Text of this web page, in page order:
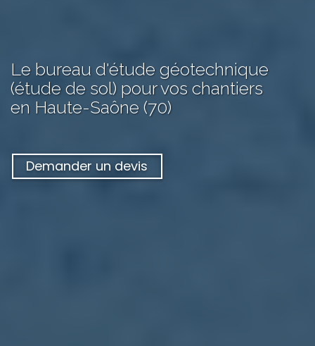
Le bureau d'étude géotechnique
(étude de sol) pour vos chantiers
en Haute-Saône (70)
Demander un devis